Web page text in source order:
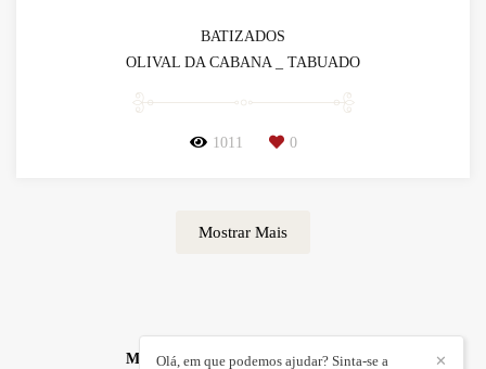
BATIZADOS
OLIVAL DA CABANA _ TABUADO
1011 0
Mostrar Mais
MÁRCIO AZEVEDO/CONTACTO ✕
Olá, em que podemos ajudar? Sinta-se a